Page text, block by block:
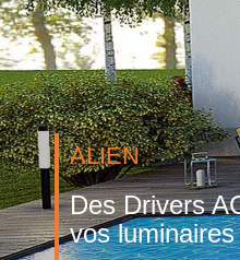
ALIEN
Des Drivers
vos luminaires